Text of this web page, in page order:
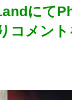
にて
コメン